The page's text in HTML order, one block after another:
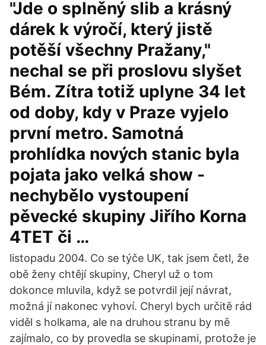
"Jde o splněný slib a krásný
dárek k výročí, který jistě
potěší všechny Pražany,"
nechal se při proslovu slyšet
Bém. Zítra totiž uplyne 34 let
od doby, kdy v Praze vyjelo
první metro. Samotná
prohlídka nových stanic byla
pojata jako velká show -
nechybělo vystoupení
pěvecké skupiny Jiřího Korna
4TET či …
listopadu 2004. Co se týče UK, tak jsem četl, že
obě ženy chtějí skupiny, Cheryl už o tom
dokonce mluvila, když se potvrdil její návrat,
možná jí nakonec vyhoví. Cheryl bych určitě rád
viděl s holkama, ale na druhou stranu by mě
zajímalo, co by provedla se skupinami, protože je